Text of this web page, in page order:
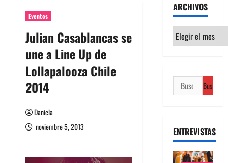
Eventos
Julian Casablancas se
une a Line Up de
Lollapalooza Chile
2014
Daniela
noviembre 5, 2013
ARCHIVOS
Archivos
Buscar:
ENTREVISTAS